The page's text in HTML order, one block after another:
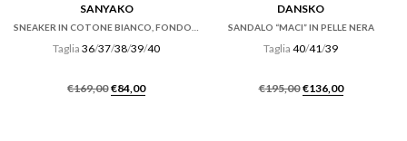
SANYAKO
Taglia 36/37/38/39/40
€169,00 Il
€84,00Il
DANSKO
SANDALO “MACI” IN PELLE NERA
Taglia 40/41/39
€195,00 Il
€136,00Il